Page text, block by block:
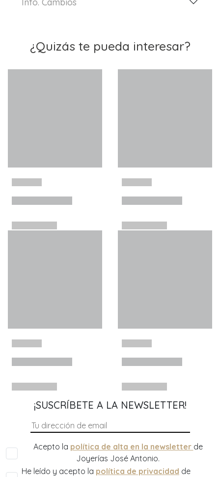
¿Quizás te pueda interesar?
¡SUSCRÍBETE A LA NEWSLETTER!
Acepto la política de alta en la newsletter de
Joyerías José Antonio.
He leído y acepto la política de privacidad de